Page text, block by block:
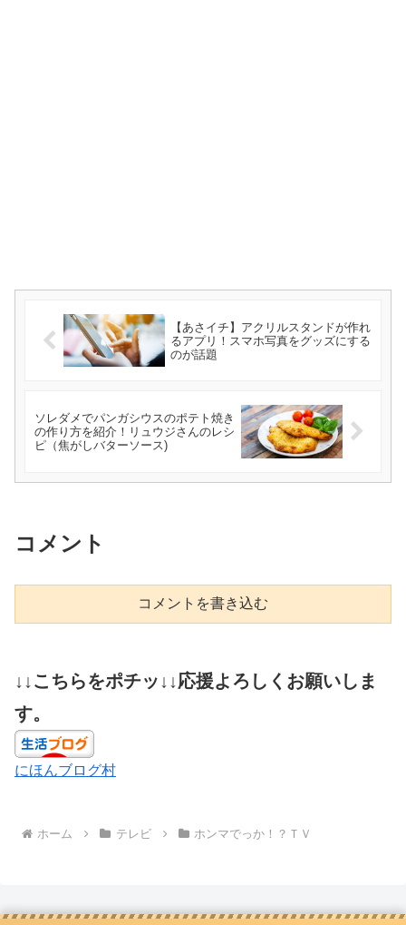
【あさイチ】アクリルスタンドが作れ
るアプリ！スマホ写真をグッズにする
のが話題
ソレダメでパンガシウスのポテト焼き
の作り方を紹介！リュウジさんのレシ
ピ（焦がしバターソース)
コメント
コメントを書き込む
↓↓こちらをポチッ↓↓応援よろしくお願いしま
す。
にほんブログ村
ホーム テレビ ホンマでっか！？ＴＶ